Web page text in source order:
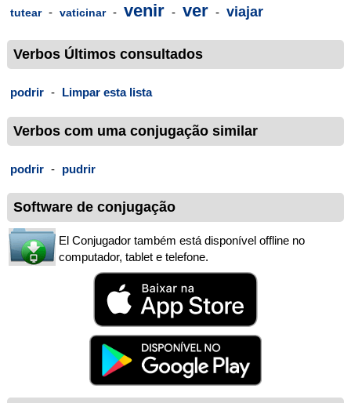
tutear - vaticinar - venir - ver - viajar
Verbos Últimos consultados
podrir - Limpar esta lista
Verbos com uma conjugação similar
podrir - pudrir
Software de conjugação
El Conjugador também está disponível offline no
computador, tablet e telefone.